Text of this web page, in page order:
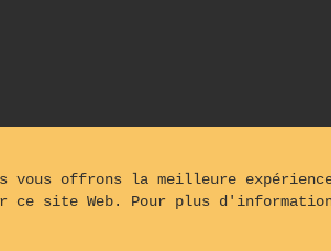
vous offrons la meilleure
ce site Web. Pour plus